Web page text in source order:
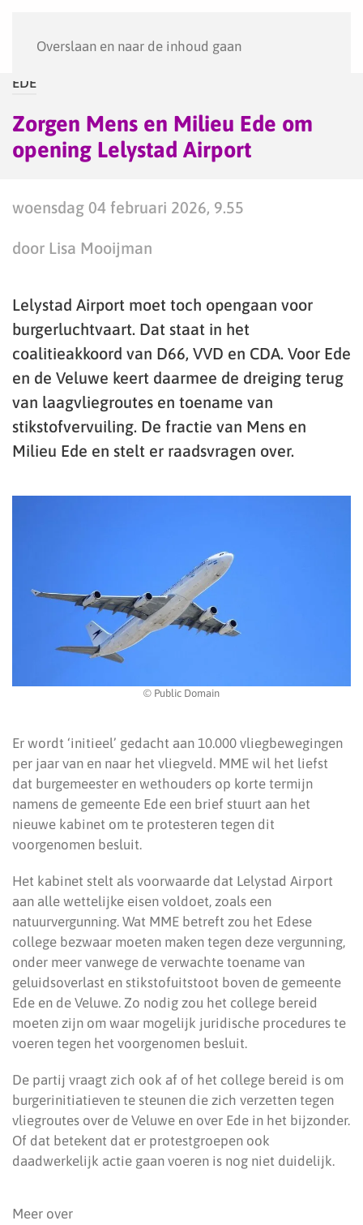
Overslaan en naar de inhoud gaan
EDE
Zorgen Mens en Milieu Ede om
opening Lelystad Airport
woensdag 04 februari 2026, 9.55
door Lisa Mooijman
Lelystad Airport moet toch opengaan voor
burgerluchtvaart. Dat staat in het
coalitieakkoord van D66, VVD en CDA. Voor Ede
en de Veluwe keert daarmee de dreiging terug
van laagvliegroutes en toename van
stikstofvervuiling. De fractie van Mens en
Milieu Ede en stelt er raadsvragen over.
© Public Domain
Er wordt ‘initieel’ gedacht aan 10.000 vliegbewegingen
per jaar van en naar het vliegveld. MME wil het liefst
dat burgemeester en wethouders op korte termijn
namens de gemeente Ede een brief stuurt aan het
nieuwe kabinet om te protesteren tegen dit
voorgenomen besluit.
Het kabinet stelt als voorwaarde dat Lelystad Airport
aan alle wettelijke eisen voldoet, zoals een
natuurvergunning. Wat MME betreft zou het Edese
college bezwaar moeten maken tegen deze vergunning,
onder meer vanwege de verwachte toename van
geluidsoverlast en stikstofuitstoot boven de gemeente
Ede en de Veluwe. Zo nodig zou het college bereid
moeten zijn om waar mogelijk juridische procedures te
voeren tegen het voorgenomen besluit.
De partij vraagt zich ook af of het college bereid is om
burgerinitiatieven te steunen die zich verzetten tegen
vliegroutes over de Veluwe en over Ede in het bijzonder.
Of dat betekent dat er protestgroepen ook
daadwerkelijk actie gaan voeren is nog niet duidelijk.
Meer over